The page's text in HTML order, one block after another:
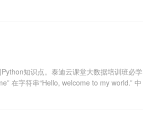
知识点。泰迪云课堂大数据培训班必学
在字符串“Hello, welcome to my world.” 中